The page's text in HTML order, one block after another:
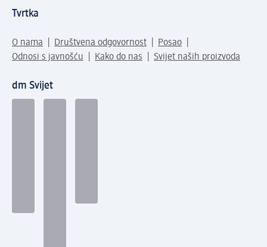
Tvrtka
O nama Društvena odgovornost
Posao
Odnosi s javnošću
Kako do nas Svijet naših proizvoda
dm Svijet